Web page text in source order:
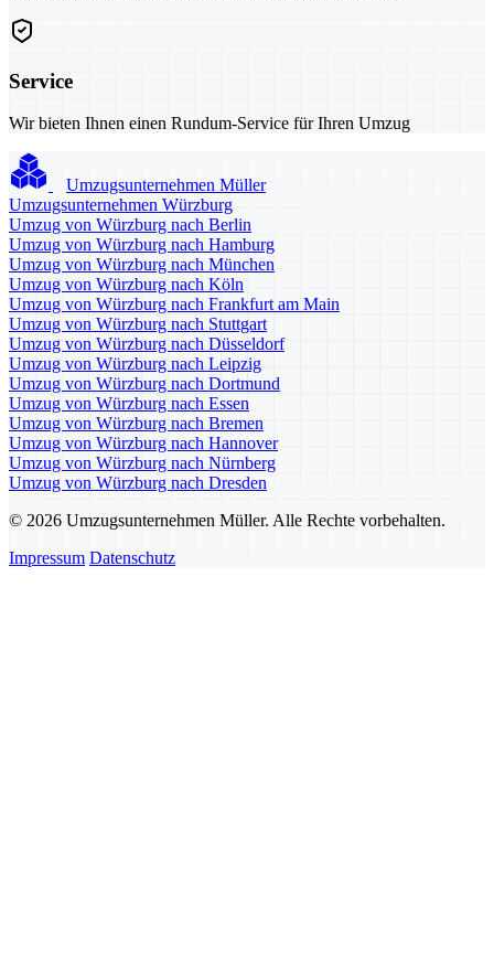
Service
Wir bieten Ihnen einen Rundum-Service für Ihren Umzug
Umzugsunternehmen Müller
Umzugsunternehmen Würzburg
Umzug von Würzburg nach Berlin
Umzug von Würzburg nach Hamburg
Umzug von Würzburg nach München
Umzug von Würzburg nach Köln
Umzug von Würzburg nach Frankfurt am Main
Umzug von Würzburg nach Stuttgart
Umzug von Würzburg nach Düsseldorf
Umzug von Würzburg nach Leipzig
Umzug von Würzburg nach Dortmund
Umzug von Würzburg nach Essen
Umzug von Würzburg nach Bremen
Umzug von Würzburg nach Hannover
Umzug von Würzburg nach Nürnberg
Umzug von Würzburg nach Dresden
© 2026 Umzugsunternehmen Müller. Alle Rechte vorbehalten.
Impressum Datenschutz